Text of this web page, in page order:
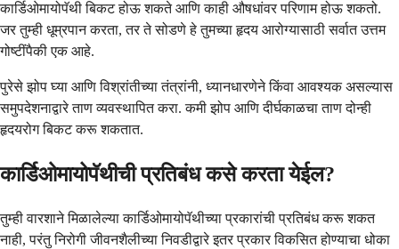
कार्डिओमायोपॅथी बिकट होऊ शकते आणि काही औषधांवर परिणाम होऊ शकतो.
जर तुम्ही धूम्रपान करता, तर ते सोडणे हे तुमच्या हृदय आरोग्यासाठी सर्वात उत्तम
गोष्टींपैकी एक आहे.
पुरेसे झोप घ्या आणि विश्रांतीच्या तंत्रांनी, ध्यानधारणेने किंवा आवश्यक असल्यास
समुपदेशनाद्वारे ताण व्यवस्थापित करा. कमी झोप आणि दीर्घकाळचा ताण दोन्ही
हृदयरोग बिकट करू शकतात.
कार्डिओमायोपॅथीची प्रतिबंध कसे करता येईल?
तुम्ही वारशाने मिळालेल्या कार्डिओमायोपॅथीच्या प्रकारांची प्रतिबंध करू शकत
नाही, परंतु निरोगी जीवनशैलीच्या निवडीद्वारे इतर प्रकार विकसित होण्याचा धोका